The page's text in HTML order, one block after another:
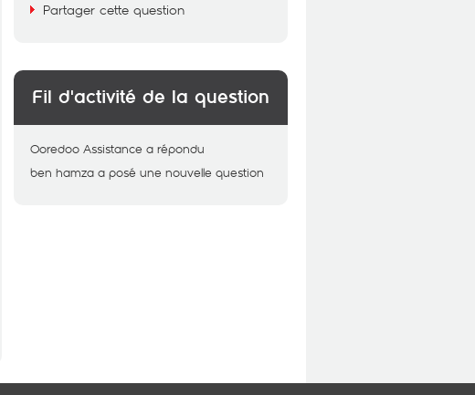
Partager cette question
Fil d'activité de la question
Ooredoo Assistance a répondu
ben hamza a posé une nouvelle question